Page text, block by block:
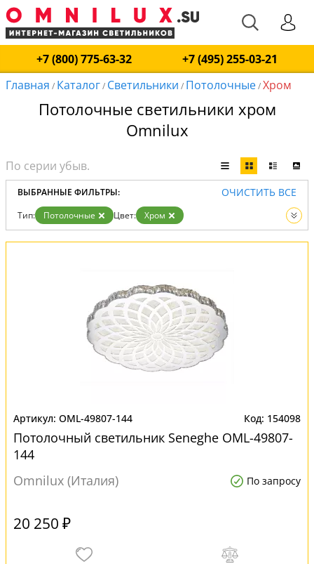
+7 (800) 775-63-32
+7 (495) 255-03-21
Главная / Каталог/ Светильники / Потолочные/Хром
Потолочные светильники хром
Omnilux
ВЫБРАННЫЕ ФИЛЬТРЫ: ОЧИСТИТЬ ВСЕ
Тип: Потолочные Цвет:
Хром
Вид:
Светильники
OML-49807-144 154098
Потолочный светильник Seneghe OML-49807-
144
Omnilux (Италия)
По запросу
20 250 ₽